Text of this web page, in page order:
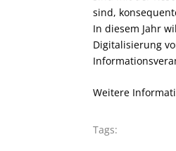
sind,
In diesem Jahr
Digitalisierung
Weitere
Tags: